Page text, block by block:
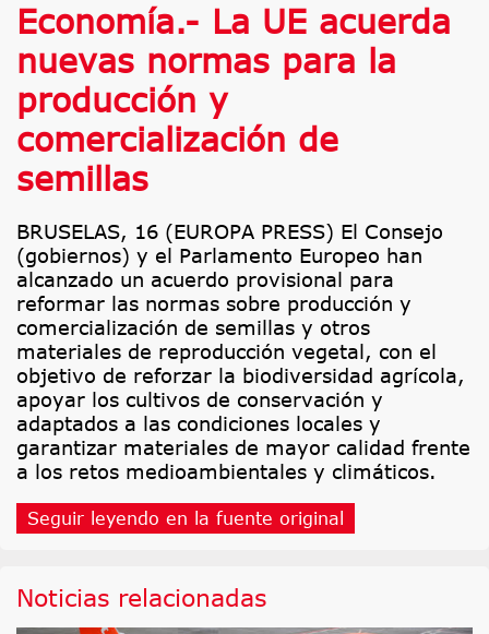
Economía.- La UE acuerda
nuevas normas para la
producción y
comercialización de
semillas
BRUSELAS, 16 (EUROPA PRESS) El Consejo
(gobiernos) y el Parlamento Europeo han
alcanzado un acuerdo provisional para
reformar las normas sobre producción y
comercialización de semillas y otros
materiales de reproducción vegetal, con el
objetivo de reforzar la biodiversidad agrícola,
apoyar los cultivos de conservación y
adaptados a las condiciones locales y
garantizar materiales de mayor calidad frente
a los retos medioambientales y climáticos.
Seguir leyendo en la fuente original
Noticias relacionadas